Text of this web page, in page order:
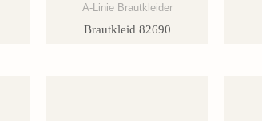
A-Linie Brautkleider
Brautkleid 82690